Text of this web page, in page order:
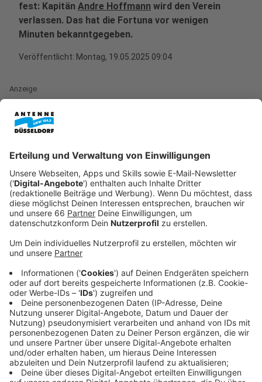
fest: Kapitän Andre Hoffmann wird den Verein
verlassen. Das hat die Fortuna vor wenigen
Minuten bekanntgegeben.
Veröffentlicht: Montag, 19.05.2025 09:04
Anzeige
Veränderungswunsch von Verein und Spieler
Anzeige
Sowohl die Fortuna als auch Hoffmann hätten den
Wunsch gehabt, sich zu verändern, teilte der Verein
mit. Andre Hoffmann war mehr als acht Jahre im
auf. In den vergangenen drei Spielzeiten führte er die
Anzeige
Dank und Rückblick von Hoffmann
Anzeige